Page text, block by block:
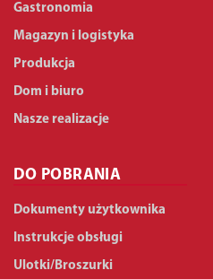
Gastronomia
Magazyn i logistyka
Produkcja
Dom i biuro
Nasze realizacje
DO POBRANIA
Dokumenty użytkownika
Instrukcje obsługi
Ulotki/Broszurki